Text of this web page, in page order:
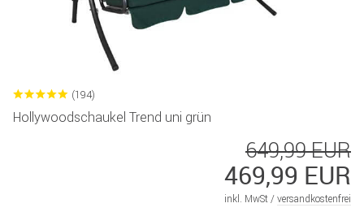
(194)
Hollywoodschaukel Trend uni grün
649,99 EUR
469,99 EUR
inkl. MwSt / versandkostenfrei